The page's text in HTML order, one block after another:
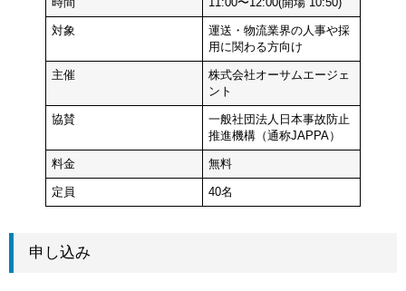
時間 11:00〜12:00(開場 10:50)
対象
運送・物流業界の人事や採
用に関わる方向け
主催
株式会社オーサムエージェ
ント
協賛
一般社団法人日本事故防止
推進機構（通称JAPPA）
料金 無料
定員 40名
申し込み